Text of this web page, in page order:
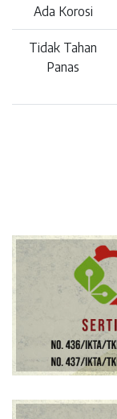
Ada Korosi
Tidak Tahan
Panas